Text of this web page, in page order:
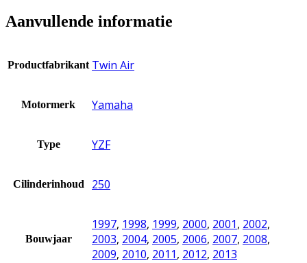
Aanvullende informatie
Productfabrikant Twin Air
Motormerk Yamaha
Type YZF
Cilinderinhoud 250
Bouwjaar
1997, 1998, 1999, 2000, 2001, 2002,
2003, 2004, 2005, 2006, 2007, 2008,
2009, 2010, 2011, 2012, 2013